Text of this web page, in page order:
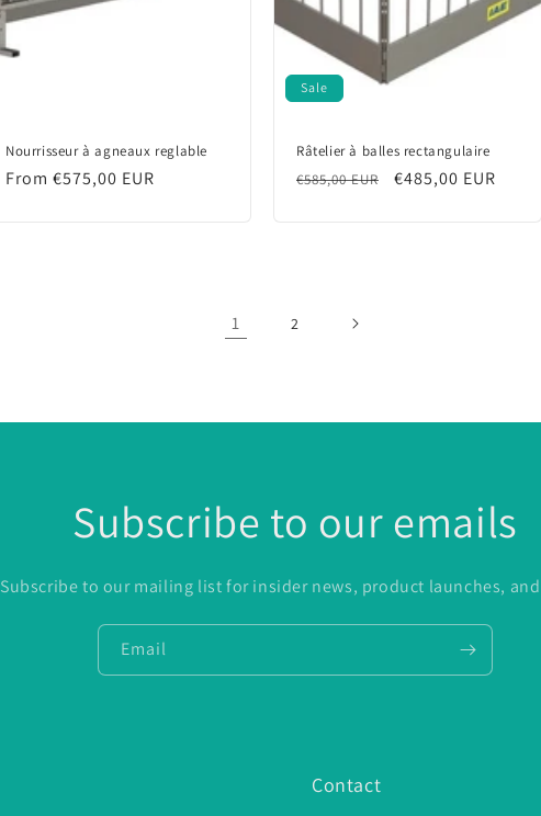
Nourrisseur à agneaux reglable
Regular
From €575,00 EUR
Sale
Râtelier à balles rectangulaire
Regular
€585,00 EUR
Sale
€485,00 EUR
1 2
Subscribe to our emails
Subscribe to our mailing list for insider news, product launches,
Email
Contact